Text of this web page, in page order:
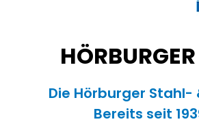
Die Hörburger
Bereits seit